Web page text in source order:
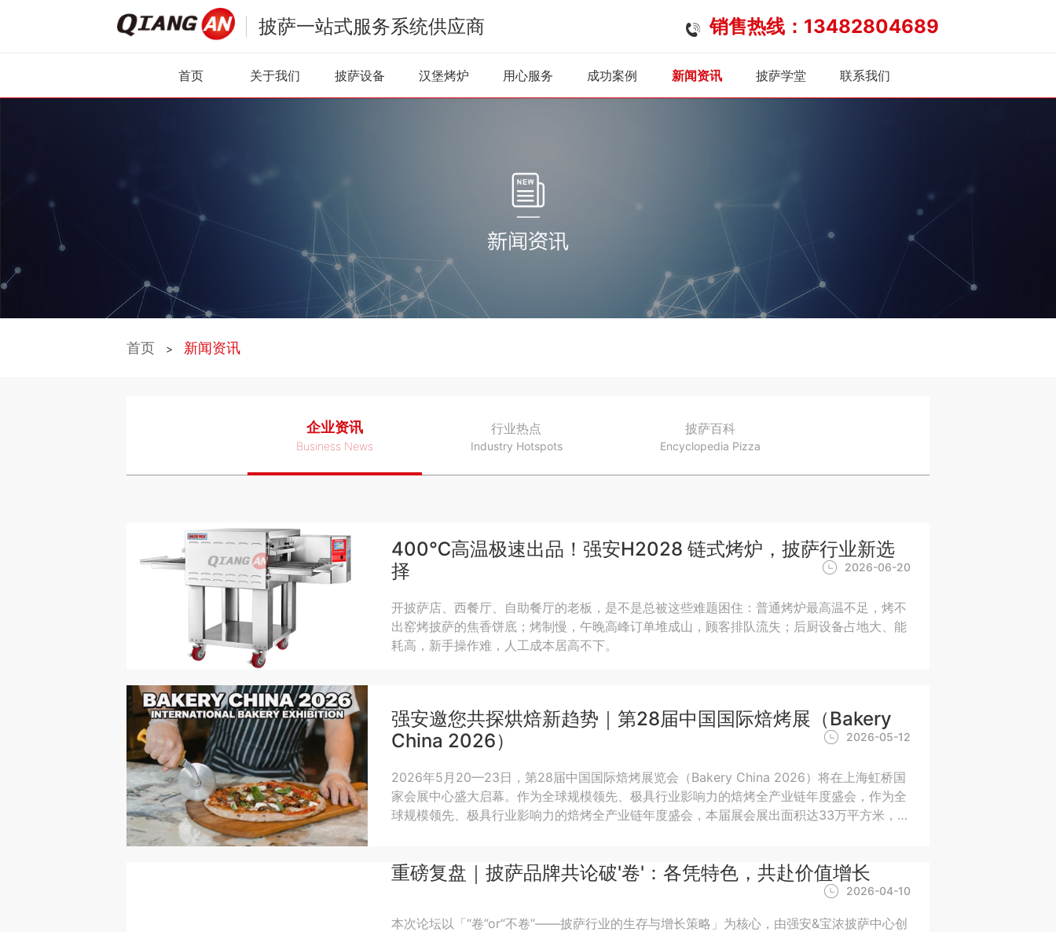
披萨一站式服务系统供应商 销售热线：13482804689
首页 关于我们 披萨设备 汉堡烤炉 用心服务 成功案例 新闻资讯 披萨学堂 联系我们
首页 > 新闻资讯
企业资讯
Business News
行业热点
Industry Hotspots
披萨百科
Encyclopedia Pizza
400℃高温极速出品！强安H2028 链式烤炉，披萨行业新选
择
2026-06-20
开披萨店、西餐厅、自助餐厅的老板，是不是总被这些难题困住：普通烤炉最高温不足，烤不
出窑烤披萨的焦香饼底；烤制慢，午晚高峰订单堆成山，顾客排队流失；后厨设备占地大、能
耗高，新手操作难，人工成本居高不下。
强安邀您共探烘焙新趋势｜第28届中国国际焙烤展（Bakery
China 2026）
2026-05-12
2026年5月20—23日，第28届中国国际焙烤展览会（Bakery China 2026）将在上海虹桥国
家会展中心盛大启幕。作为全球规模领先、极具行业影响力的焙烤全产业链年度盛会，作为全
球规模领先、极具行业影响力的焙烤全产业链年度盛会，本届展会展出面积达33万平方米，汇
重磅复盘｜披萨品牌共论破'卷'：各凭特色，共赴价值增长
2026-04-10
本次论坛以「“卷”or“不卷”——披萨行业的生存与增长策略」为核心，由强安&宝浓披萨中心创